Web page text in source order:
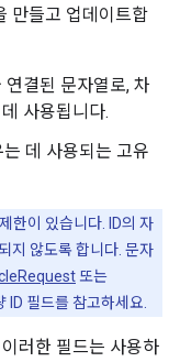
만들고 업데이트합
결된 문자열로, 차
사용됩니다.
데 사용되는 고유
한이 있습니다. ID의 자
지 않도록 합니다. 문자
또는
ID 필드를 참고하세요.
이러한 필드는 사용하